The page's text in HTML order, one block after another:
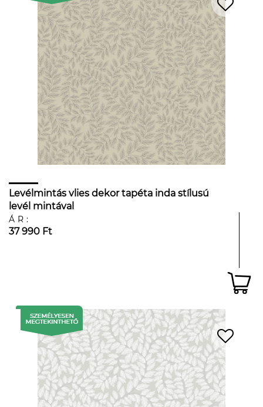
Levélmintás vlies dekor tapéta inda stílusú
levél mintával
ÁR:
37 990 Ft